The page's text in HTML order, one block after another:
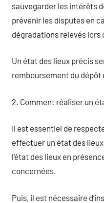
sauvegarder les intérêts
prévenir les disputes en
dégradations relevés lors
Un état des lieux précis
remboursement du dépôt
2. Comment réaliser un
Il est essentiel de
effectuer un état des
l’état des lieux en
concernées.
Puis, il est nécessaire